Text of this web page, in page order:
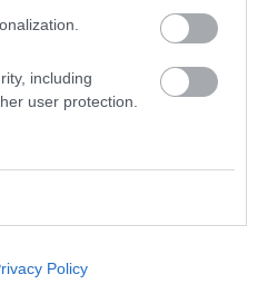
including
user protection.
Policy
σε σειρά.
στύλος,